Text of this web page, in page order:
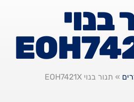
בנוי
» תנור בנוי EOH7421X